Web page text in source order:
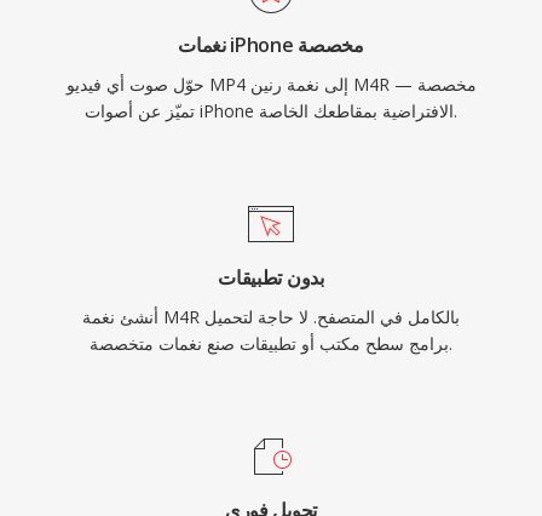
نغمات iPhone مخصصة
حوّل صوت أي فيديو MP4 إلى نغمة رنين M4R مخصصة —
تميّز عن أصوات iPhone الافتراضية بمقاطعك الخاصة.
بدون تطبيقات
أنشئ نغمة M4R بالكامل في المتصفح. لا حاجة لتحميل
برامج سطح مكتب أو تطبيقات صنع نغمات متخصصة.
تحويل فوري